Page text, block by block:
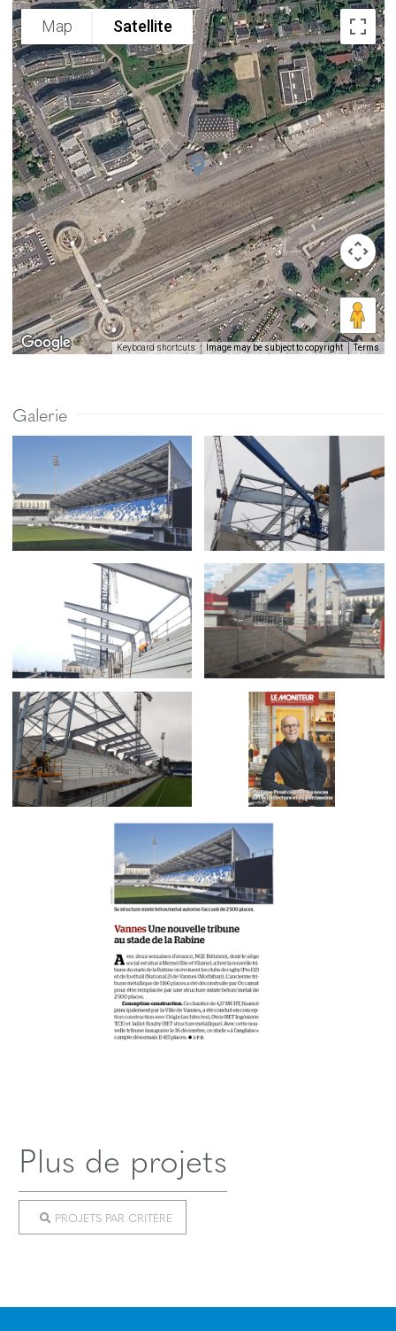
Map Satellite
Keyboard shortcuts Image may be subject to copyright Terms
Galerie
Plus de projets
PROJETS PAR CRITÈRE